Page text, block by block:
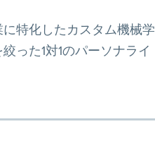
特化したカスタム機械学
った1対1のパーソナライ